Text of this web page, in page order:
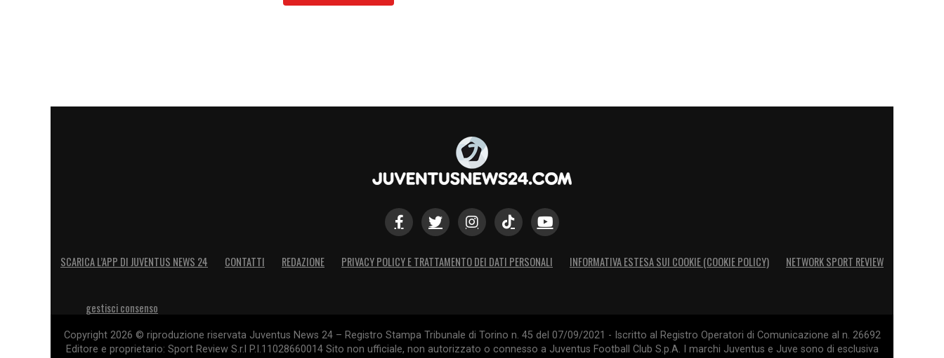
SCARICA L’APP DI JUVENTUS NEWS 24 CONTATTI REDAZIONE PRIVACY POLICY E TRATTAMENTO DEI DATI PERSONALI INFORMATIVA ESTESA SUI COOKIE (COOKIE POLICY) NETWORK SPORT REVIEW
gestisci consenso
Copyright 2026 © riproduzione riservata Juventus News 24 – Registro Stampa Tribunale di Torino n. 45 del 07/09/2021 - Iscritto al Registro Operatori di Comunicazione al n. 26692
Editore e proprietario: Sport Review S.r.l P.I.11028660014 Sito non ufficiale, non autorizzato o connesso a Juventus Football Club S.p.A. I marchi Juventus e Juve sono di esclusiva